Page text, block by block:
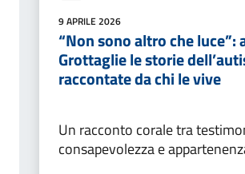
9 APRILE 2026
“Non sono altro che luce”:
Grottaglie le storie
raccontate da chi le vive
Un racconto corale tra
consapevolezza e